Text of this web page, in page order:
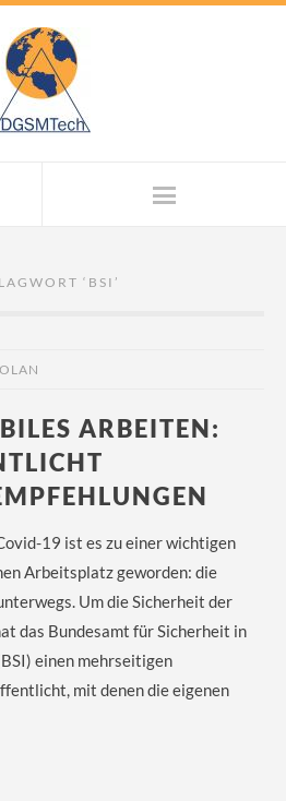
‘ BSI ’
ARBEITEN:
19 ist es zu einer wichtigen
Arbeitsplatz geworden: die
Um die Sicherheit der
das Bundesamt für Sicherheit in
einen mehrseitigen
mit denen die eigenen